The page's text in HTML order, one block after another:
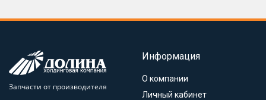
Запчасти от производителя
Информация
О компании
Личный кабинет